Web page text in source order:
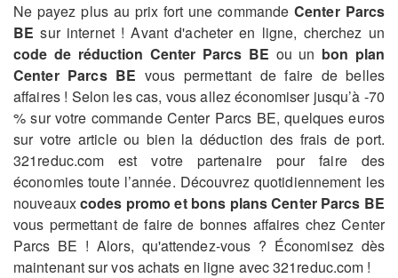
Ne payez plus au prix fort une commandeCenter Parcs
BE sur internet ! Avant d'acheter en ligne, cherchez un
code de réduction Center Parcs BE ou un bon plan
Center Parcs BE vous permettant de faire de belles
affaires ! Selon les cas, vous allez économiser jusqu’à -70
% sur votre commande Center Parcs BE, quelques euros
sur votre article ou bien la déduction des frais de port.
321reduc.com est votre partenaire pour faire des
économies toute l’année. Découvrez quotidiennement les
nouveauxcodes promo et bons plans Center Parcs BE
vous permettant de faire de bonnes affaires chez Center
Parcs BE ! Alors, qu'attendez-vous ? Économisez dès
maintenant sur vos achats en ligne avec 321reduc.com !